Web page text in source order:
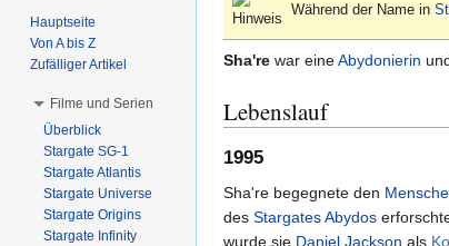
r
N
v
g
a
t
i
r
S
c
e
s
p
r
Während der Name in
Sha're war eineAbydonierin
Lebenslauf
1995
Sha're begegnete den
des StargatesAbydos
wurde sie Daniel Jackson als
Hauptseite
Von A bis Z
Zufälliger Artikel
Filme und Serien
Überblick
Stargate SG-1
Stargate Atlantis
Stargate Universe
Stargate Origins
Stargate Infinity